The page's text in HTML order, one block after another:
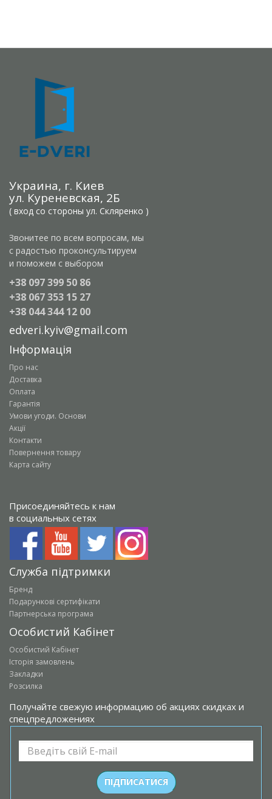
Украина, г. Киев
ул. Куреневская, 2Б
( вход со стороны ул. Скляренко )
Звонитее по всем вопросам, мы
с радостью проконсультируем
и поможем с выбором
+38 097 399 50 86
+38 067 353 15 27
+38 044 344 12 00
edveri.kyiv@gmail.com
Інформація
Про нас
Доставка
Оплата
Гарантія
Умови угоди. Основи
Акції
Контакти
Повернення товару
Карта сайту
Присоединяйтесь к нам
в социальных сетях
Служба підтримки
Бренд
Подарункові сертифікати
Партнерська програма
Особистий Кабінет
Особистий Кабінет
Історія замовлень
Закладки
Розсилка
Получайте свежую информацию об акциях скидках и
спецпредложениях